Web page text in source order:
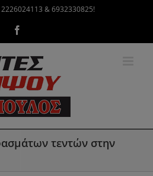
2226024113 & 6932330825!
τεντών στην